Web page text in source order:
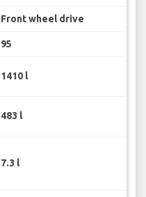
Front wheel drive
95
1410 l
483 l
7.3 l